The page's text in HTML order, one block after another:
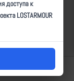
доступа к
LOSTARMOUR